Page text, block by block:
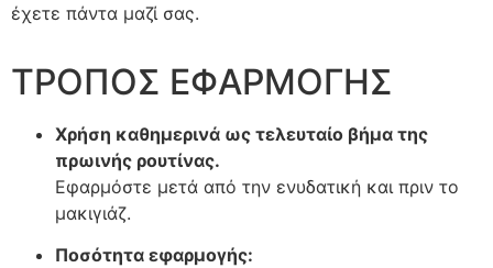
έχετε πάντα μαζί σας.
ΤΡΟΠΟΣ ΕΦΑΡΜΟΓΗΣ
Χρήση καθημερινά ως τελευταίο βήμα της
πρωινής ρουτίνας.
Εφαρμόστε μετά από την ενυδατική και πριν το
μακιγιάζ.
Ποσότητα εφαρμογής: